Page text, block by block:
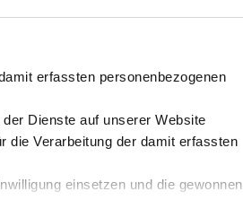
erfassten personenbezogenen
Dienste auf unserer Website
die Verarbeitung der damit erfassten
einsetzen und die gewonnen